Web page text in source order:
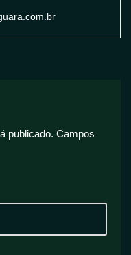
publicado. Campos